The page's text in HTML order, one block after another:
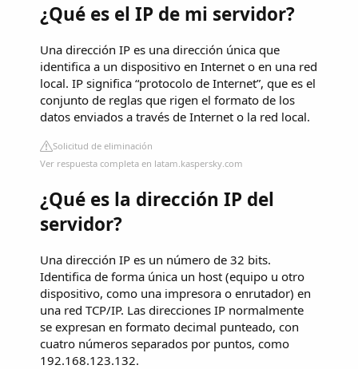
¿Qué es el IP de mi servidor?
Una dirección IP es una dirección única que
identifica a un dispositivo en Internet o en una red
local. IP significa “protocolo de Internet”, que es el
conjunto de reglas que rigen el formato de los
datos enviados a través de Internet o la red local.
Solicitud de eliminación
Ver respuesta completa en latam.kaspersky.com
¿Qué es la dirección IP del
servidor?
Una dirección IP es un número de 32 bits.
Identifica de forma única un host (equipo u otro
dispositivo, como una impresora o enrutador) en
una red TCP/IP. Las direcciones IP normalmente
se expresan en formato decimal punteado, con
cuatro números separados por puntos, como
192.168.123.132.